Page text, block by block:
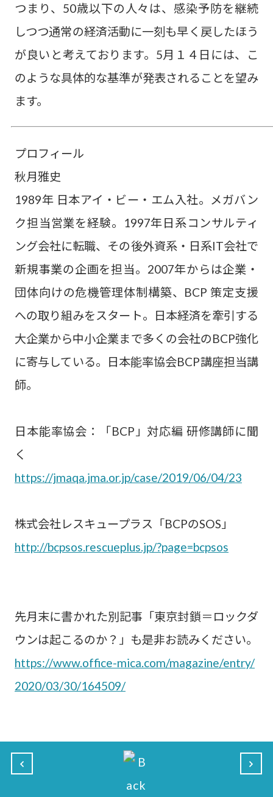
つまり、50歳以下の人々は、感染予防を継続
しつつ通常の経済活動に一刻も早く戻したほう
が良いと考えております。5月１４日には、こ
のような具体的な基準が発表されることを望み
ます。
プロフィール
秋月雅史
1989年 日本アイ・ビー・エム入社。メガバン
ク担当営業を経験。1997年日系コンサルティ
ング会社に転職、その後外資系・日系IT会社で
新規事業の企画を担当。2007年からは企業・
団体向けの危機管理体制構築、BCP 策定支援
への取り組みをスタート。日本経済を牽引する
大企業から中小企業まで多くの会社のBCP強化
に寄与している。日本能率協会BCP講座担当講
師。
日本能率協会：「BCP」対応編 研修講師に聞
く
https://jmaqa.jma.or.jp/case/2019/06/04/23
株式会社レスキュープラス「BCPのSOS」
http://bcpsos.rescueplus.jp/?page=bcpsos
先月末に書かれた別記事「東京封鎖＝ロックダ
ウンは起こるのか？」も是非お読みください。
https://www.office-mica.com/magazine/entry/
2020/03/30/164509/